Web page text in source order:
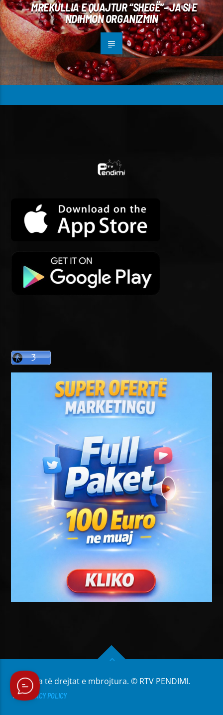
MREKULLIA E QUAJTUR “SHEGË”- JA SI E
NDIHMON ORGANIZMIN
Të gjitha të drejtat e mbrojtura. © RTV PENDIMI.
PRIVACY POLICY